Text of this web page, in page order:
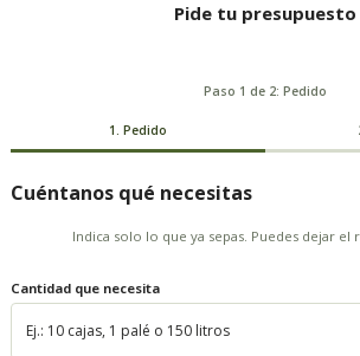
Pide tu presupuesto
Paso 1 de 2: Pedido
1. Pedido
Cuéntanos qué necesitas
Indica solo lo que ya sepas. Puedes dejar el
Cantidad que necesita